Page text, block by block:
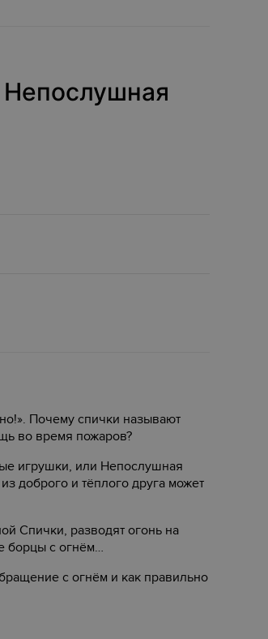
Почему спички называют
во время пожаров?
игрушки, или Непослушная
доброго и тёплого друга может
Спички, разводят огонь на
борцы с огнём…
с огнём и как правильно